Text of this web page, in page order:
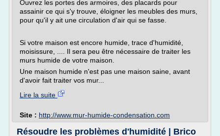
Ouvrez les portes des armoires, des placards pour
assainir ce qui s'y trouve, éloigner les meubles des murs,
pour qu'il y ait une circulation d'air qui se fasse.
Si votre maison est encore humide, trace d'humidité,
moisissure, .... Il sera peu être nécessaire de traiter les
murs humide de votre maison.
Une maison humide n'est pas une maison saine, avant
d'avoir fait traiter vos mur...
Lire la suite
Site : http://www.mur-humide-condensation.com
Résoudre les problèmes d'humidité | Brico